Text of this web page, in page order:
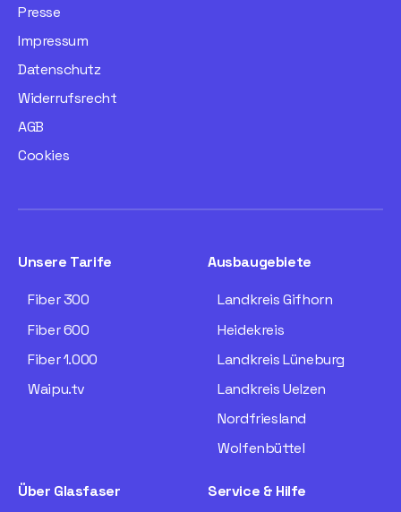
Presse
Impressum
Datenschutz
Widerrufsrecht
AGB
Cookies
Unsere Tarife
Fiber 300
Fiber 600
Fiber 1.000
Waipu.tv
Ausbaugebiete
Landkreis Gifhorn
Heidekreis
Landkreis Lüneburg
Landkreis Uelzen
Nordfriesland
Wolfenbüttel
Über Glasfaser Service & Hilfe